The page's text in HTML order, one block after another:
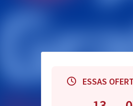
ESSAS